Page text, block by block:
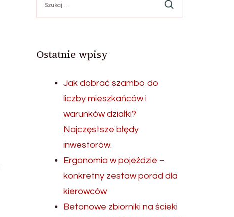
Ostatnie wpisy
Jak dobrać szambo do
liczby mieszkańców i
warunków działki?
Najczęstsze błędy
inwestorów.
Ergonomia w pojeździe –
konkretny zestaw porad dla
kierowców
Betonowe zbiorniki na ścieki